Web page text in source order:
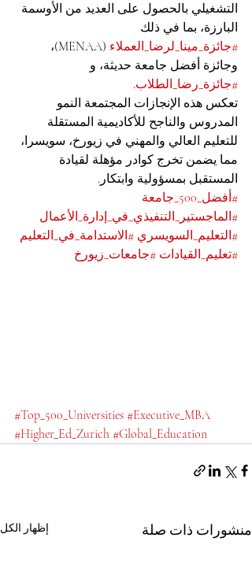
التشغيلي بالحصول على العديد من الأوسمة
البارزة، بما في ذلك
#جائزة_مينا_لرضا_العملاء
(MENAA)،
وجائزة أفضل جامعة حديثة، و
#جائزة_رضا_الطلاب.
تعكس هذه الإنجازات المجتمعة النمو
المدروس والناجح للأكاديمية المستقلة
للتعليم العالي والمهني في زيورخ، سويسرا،
مما يضمن تخرج كوادر مؤهلة لقيادة
المستقبل بمسؤولية وابتكار.
#أفضل_500_جامعة
#الماجستير_التنفيذي_في_إدارة_الأعمال
#التعليم_السويسري #الاستدامة_في_التعليم
#تعليم_القيادات #جامعات_زيورخ
#Top_500_Universities #Executive_MBA
#Higher_Ed_Zurich #Global_Education
منشورات ذات صلة إظهار الكل